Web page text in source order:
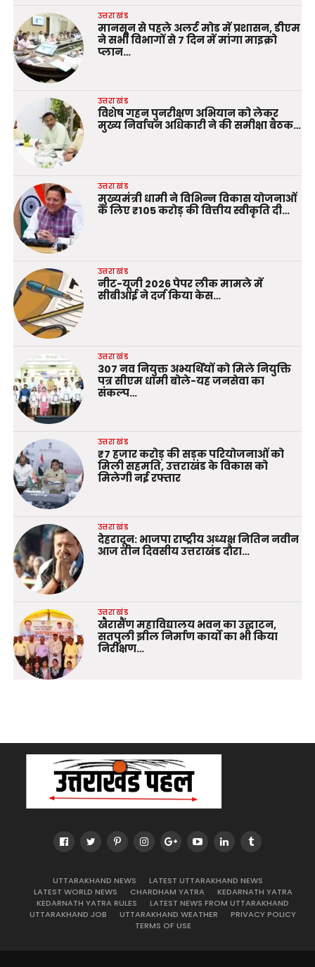
उत्तराखंड
मानसून से पहले अलर्ट मोड में प्रशासन, डीएम
ने सभी विभागों से 7 दिन में मांगा माइक्रो
प्लान…
उत्तराखंड
विशेष गहन पुनरीक्षण अभियान को लेकर
मुख्य निर्वाचन अधिकारी ने की समीक्षा बैठक…
उत्तराखंड
मुख्यमंत्री धामी ने विभिन्न विकास योजनाओं
के लिए ₹105 करोड़ की वित्तीय स्वीकृति दी…
उत्तराखंड
नीट-यूजी 2026 पेपर लीक मामले में
सीबीआई ने दर्ज किया केस…
उत्तराखंड
307 नव नियुक्त अभ्यर्थियों को मिले नियुक्ति
पत्र सीएम धामी बोले-यह जनसेवा का
संकल्प…
उत्तराखंड
₹7 हजार करोड़ की सड़क परियोजनाओं को
मिली सहमति, उत्तराखंड के विकास को
मिलेगी नई रफ्तार
उत्तराखंड
देहरादून: भाजपा राष्ट्रीय अध्यक्ष नितिन नवीन
आज तीन दिवसीय उत्तराखंड दौरा…
उत्तराखंड
खैरासैंण महाविद्यालय भवन का उद्घाटन,
सतपुली झील निर्माण कार्यों का भी किया
निरीक्षण…
UTTARAKHAND NEWS
LATEST UTTARAKHAND NEWS
LATEST WORLD NEWS
CHARDHAM YATRA
KEDARNATH YATRA
KEDARNATH YATRA RULES
LATEST NEWS FROM UTTARAKHAND
UTTARAKHAND JOB
UTTARAKHAND WEATHER
PRIVACY POLICY
TERMS OF USE